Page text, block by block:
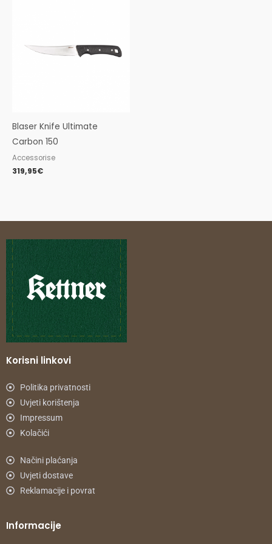
Blaser Knife Ultimate
Carbon 150
Accessorise
319,95€
Korisni linkovi
Politika privatnosti
Uvjeti korištenja
Impressum
Kolačići
Načini plaćanja
Uvjeti dostave
Reklamacije i povrat
Informacije